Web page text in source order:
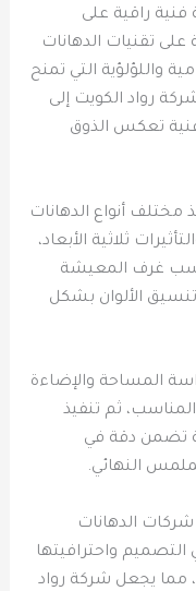
راقية على
تقنيات الدهانات
واللؤلؤية التي تمنح
رواد الكويت إلى
فنية تعكس الذوق
أنواع الدهانات
ثلاثية الأبعاد،
غرف المعيشة
الألوان بشكل
المساحة والإضاءة
المناسب، ثم تنفيذ
تضمن دقة في
النهائي.
الدهانات
التصميم واحترافيتها
مما يجعل شركة رواد